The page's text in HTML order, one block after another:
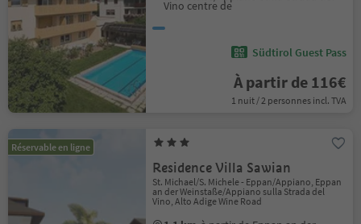
Vino centre de
Südtirol Guest Pass
À partir de 116€
1 nuit / 2 personnes incl. TVA
Réservable en ligne
Residence Villa Sawian
St. Michael/S. Michele - Eppan/Appiano, Eppan
an der Weinstaße/Appiano sulla Strada del
Vino, Alto Adige Wine Road